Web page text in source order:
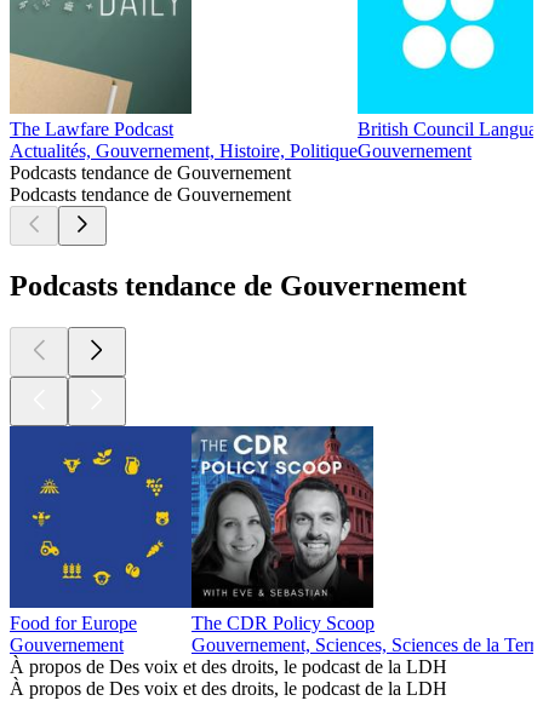
The Lawfare Podcast
Actualités, Gouvernement, Histoire, Politique
British Council
Gouvernement
Podcasts tendance de Gouvernement
Podcasts tendance de Gouvernement
Podcasts tendance de Gouvernement
Food for Europe
Gouvernement
The CDR Policy Scoop
Gouvernement, Sciences, Sciences de la
À propos de Des voix et des droits, le podcast de la LDH
À propos de Des voix et des droits, le podcast de la LDH